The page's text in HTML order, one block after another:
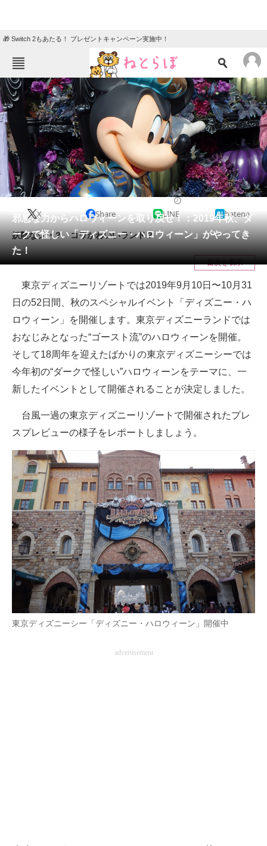
🎁 Switch 2もあたる！ プレゼントキャンペーン実施中！
ねとらぼメニュー
TOP ニュース
エンタメ クイズ
グルメ 地域
住まい 教育・育児
動物 リサーチ
会員記事
メディア
注目記事を集めた総合ページ
スマホと通信の最新トレンド
進化するPCとデバイスの未来
好きが集まる 比べて選べる
ビジネスと働き方のヒント
AI活用のいまが分かる
経営リーダーのコミュニティ
マーケ×ITの今がよく分かる
ITエンジニア向け専門サイト
企業向けIT製品の総合サイト
IT製品の技術・比較・事例
製造業のIT導入・活用を支援
モノづくり技術者専門サイト
エレクトロニクス専門サイト
邪悪な力からハロウィーンを取り戻せ！：2019年秋、ダ
ークで怪しい「ディズニー・ハロウィーン」がやってき
た！
X Share LINE hatena
妖艶なシー？ コワかわいいランド？
目次を表示
東京ディズニーリゾートでは2019年9月10日〜10月31
日の52日間、秋のスペシャルイベント「ディズニー・ハ
ロウィーン」を開催します。東京ディズニーランドでは
おなじみとなった“ゴースト流”のハロウィーンを開催。
そして18周年を迎えたばかりの東京ディズニーシーでは
今年初の“ダークで怪しい”ハロウィーンをテーマに、一
新したイベントとして開催されることが決定しました。
台風一過の東京ディズニーリゾートで開催されたプレ
スプレビューの様子をレポートしましょう。
東京ディズニーシー「ディズニー・ハロウィーン」開催中
advertisement